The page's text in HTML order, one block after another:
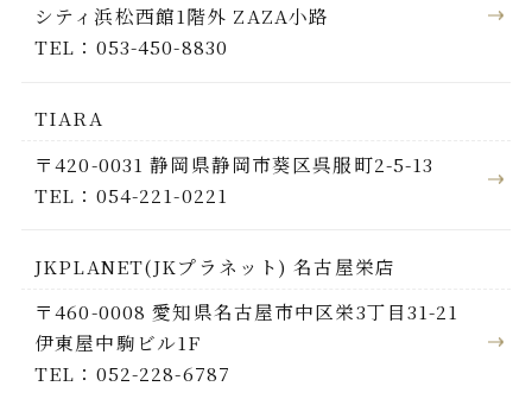
シティ浜松西館1階外 ZAZA小路
TEL：053-450-8830
TIARA
〒420-0031 静岡県静岡市葵区呉服町2-5-13
TEL：054-221-0221
JKPLANET(JKプラネット) 名古屋栄店
〒460-0008 愛知県名古屋市中区栄3丁目31-21
伊東屋中駒ビル1F
TEL：052-228-6787